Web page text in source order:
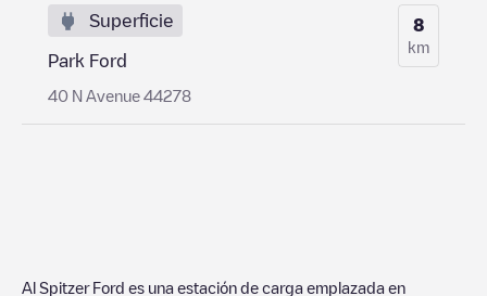
Superficie
Park Ford
40 N Avenue 44278
8
km
Al Spitzer Ford es una estación de carga emplazada en